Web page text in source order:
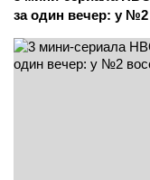
за один вечер: у